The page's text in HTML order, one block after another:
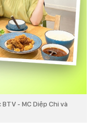
- MC Diệp Chi và